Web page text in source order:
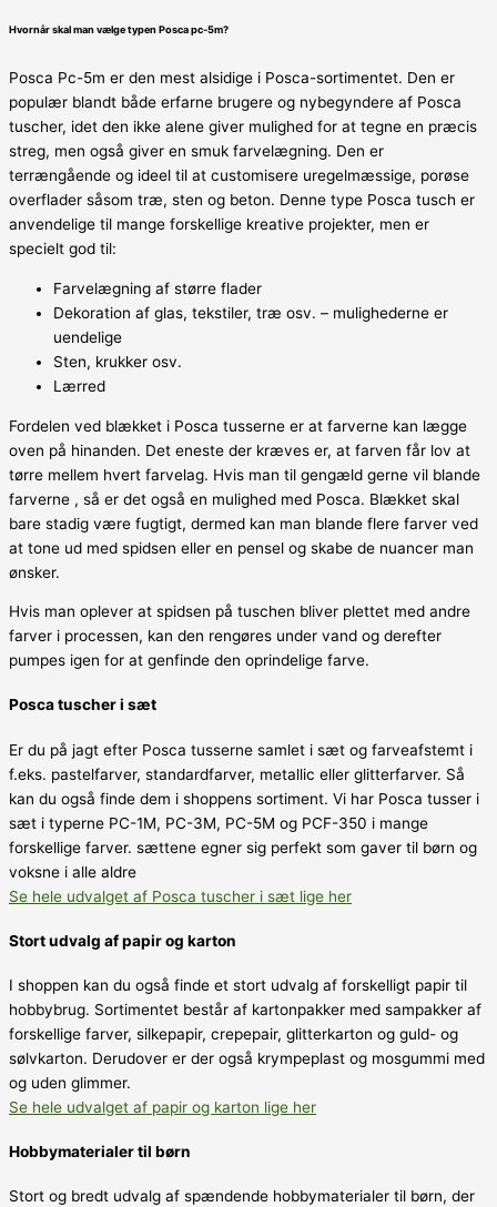
Hvornår skal man vælge typen Posca pc-5m?
Posca Pc-5m er den mest alsidige i Posca-sortimentet. Den er
populær blandt både erfarne brugere og nybegyndere af Posca
tuscher, idet den ikke alene giver mulighed for at tegne en præcis
streg, men også giver en smuk farvelægning. Den er
terrængående og ideel til at customisere uregelmæssige, porøse
overflader såsom træ, sten og beton. Denne type Posca tusch er
anvendelige til mange forskellige kreative projekter, men er
specielt god til:
Farvelægning af større flader
Dekoration af glas, tekstiler, træ osv. – mulighederne er
uendelige
Sten, krukker osv.
Lærred
Fordelen ved blækket i Posca tusserne er at farverne kan lægge
oven på hinanden. Det eneste der kræves er, at farven får lov at
tørre mellem hvert farvelag. Hvis man til gengæld gerne vil blande
farverne , så er det også en mulighed med Posca. Blækket skal
bare stadig være fugtigt, dermed kan man blande flere farver ved
at tone ud med spidsen eller en pensel og skabe de nuancer man
ønsker.
Hvis man oplever at spidsen på tuschen bliver plettet med andre
farver i processen, kan den rengøres under vand og derefter
pumpes igen for at genfinde den oprindelige farve.
Posca tuscher i sæt
Er du på jagt efter Posca tusserne samlet i sæt og farveafstemt i
f.eks. pastelfarver, standardfarver, metallic eller glitterfarver. Så
kan du også finde dem i shoppens sortiment. Vi har Posca tusser i
sæt i typerne PC-1M, PC-3M, PC-5M og PCF-350 i mange
forskellige farver. sættene egner sig perfekt som gaver til børn og
voksne i alle aldre
Se hele udvalget af Posca tuscher i sæt lige her
Stort udvalg af papir og karton
I shoppen kan du også finde et stort udvalg af forskelligt papir til
hobbybrug. Sortimentet består af kartonpakker med sampakker af
forskellige farver, silkepapir, crepepair, glitterkarton og guld- og
sølvkarton. Derudover er der også krympeplast og mosgummi med
og uden glimmer.
Se hele udvalget af papir og karton lige her
Hobbymaterialer til børn
Stort og bredt udvalg af spændende hobbymaterialer til børn, der